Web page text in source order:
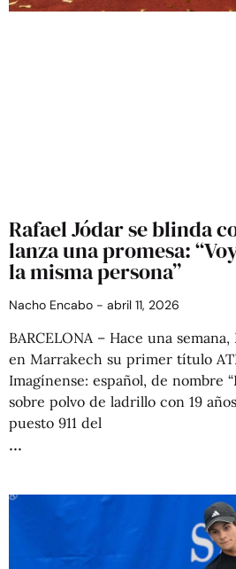
Rafael Jódar se blinda
lanza una promesa:
la misma persona”
Nacho Encabo abril 11, 2026
BARCELONA – Hace una
en Marrakech su primer título
Imagínense: español, de nombre
sobre polvo de ladrillo con 19
puesto 911 del